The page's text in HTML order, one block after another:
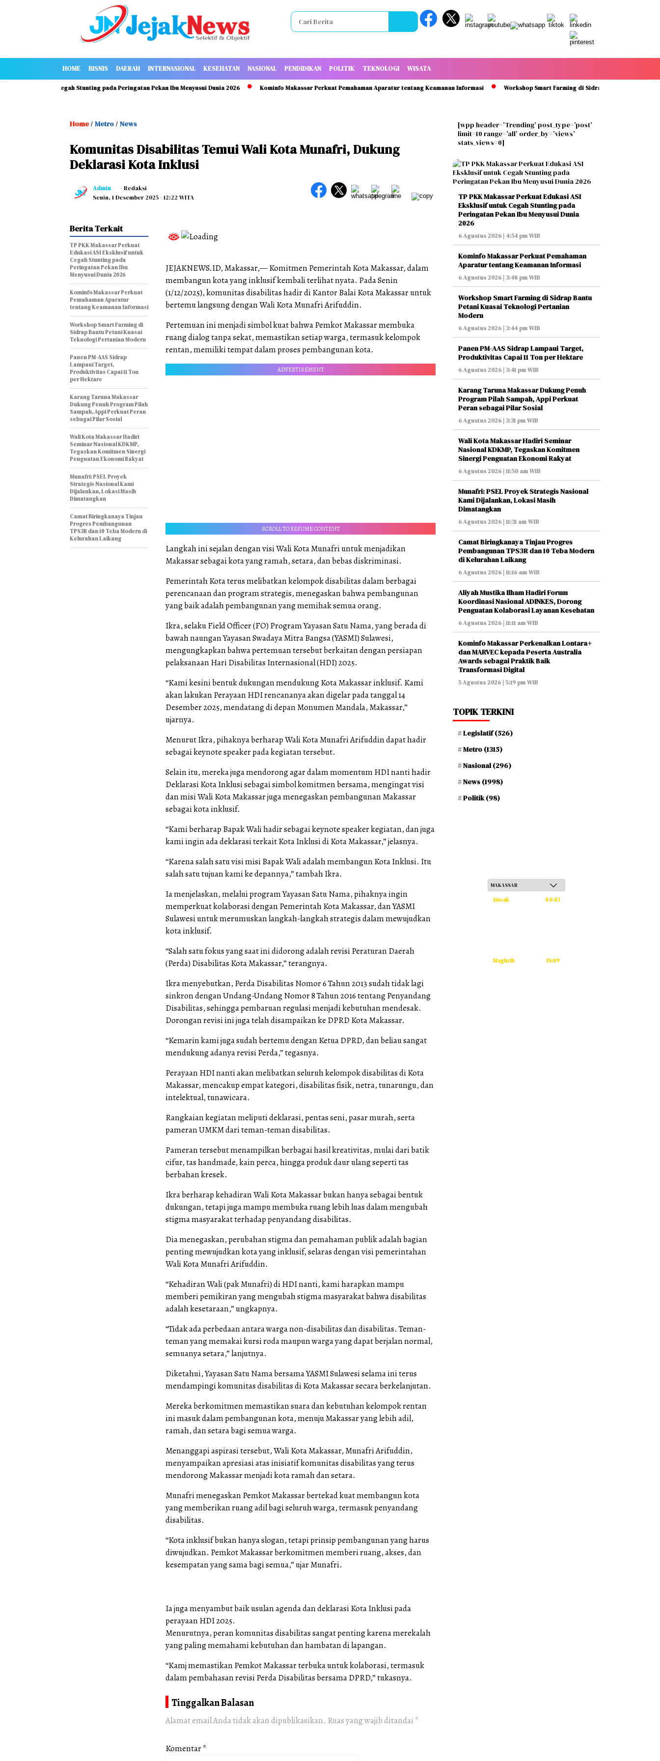
HOME BISNIS DAERAH INTERNASIONAL KESEHATAN NASIONAL PENDIDIKAN POLITIK TEKNOLOGI WISATA
untuk Cegah Stunting pada Peringatan Pekan Ibu Menyusui Dunia 2026 Kominfo Makassar Perkuat Pemahaman Aparatur tentang Keamanan Informasi Workshop Smart Farming di Sidrap Bantu Petani Kuasai
Home / Metro / News
Komunitas Disabilitas Temui Wali Kota Munafri, Dukung
Deklarasi Kota Inklusi
Admin
- Redaksi
Senin, 1 Desember 2025- 12:22 WITA
JEJAKNEWS.ID, Makassar,— Komitmen Pemerintah Kota Makassar, dalam
membangun kota yang inklusif kembali terlihat nyata. Pada Senin
(1/12/2025), komunitas disabilitas hadir di Kantor Balai Kota Makassar untuk
bertemu langsung dengan Wali Kota Munafri Arifuddin.
Pertemuan ini menjadi simbol kuat bahwa Pemkot Makassar membuka
ruang dialog tanpa sekat, memastikan setiap warga, termasuk kelompok
rentan, memiliki tempat dalam proses pembangunan kota.
ADVERTISEMENT
SCROLL TO RESUME CONTENT
Langkah ini sejalan dengan visi Wali Kota Munafri untuk menjadikan
Makassar sebagai kota yang ramah, setara, dan bebas diskriminasi.
Pemerintah Kota terus melibatkan kelompok disabilitas dalam berbagai
perencanaan dan program strategis, menegaskan bahwa pembangunan
yang baik adalah pembangunan yang memihak semua orang.
Ikra, selaku Field Officer (FO) Program Yayasan Satu Nama, yang berada di
bawah naungan Yayasan Swadaya Mitra Bangsa (YASMI) Sulawesi,
mengungkapkan bahwa pertemuan tersebut berkaitan dengan persiapan
pelaksanaan Hari Disabilitas Internasional (HDI) 2025.
“Kami kesini bentuk dukungan mendukung Kota Makassar inklusif. Kami
akan lakukan Perayaan HDI rencananya akan digelar pada tanggal 14
Desember 2025, mendatang di depan Monumen Mandala, Makassar,”
ujarnya.
Menurut Ikra, pihaknya berharap Wali Kota Munafri Arifuddin dapat hadir
sebagai keynote speaker pada kegiatan tersebut.
Selain itu, mereka juga mendorong agar dalam momentum HDI nanti hadir
Deklarasi Kota Inklusi sebagai simbol komitmen bersama, mengingat visi
dan misi Wali Kota Makassar juga menegaskan pembangunan Makassar
sebagai kota inklusif.
“Kami berharap Bapak Wali hadir sebagai keynote speaker kegiatan, dan juga
kami ingin ada deklarasi terkait Kota Inklusi di Kota Makassar,” jelasnya.
“Karena salah satu visi misi Bapak Wali adalah membangun Kota Inklusi. Itu
salah satu tujuan kami ke depannya,” tambah Ikra.
Ia menjelaskan, melalui program Yayasan Satu Nama, pihaknya ingin
memperkuat kolaborasi dengan Pemerintah Kota Makassar, dan YASMI
Sulawesi untuk merumuskan langkah-langkah strategis dalam mewujudkan
kota inklusif.
“Salah satu fokus yang saat ini didorong adalah revisi Peraturan Daerah
(Perda) Disabilitas Kota Makassar,” terangnya.
Ikra menyebutkan, Perda Disabilitas Nomor 6 Tahun 2013 sudah tidak lagi
sinkron dengan Undang-Undang Nomor 8 Tahun 2016 tentang Penyandang
Disabilitas, sehingga pembaruan regulasi menjadi kebutuhan mendesak.
Dorongan revisi ini juga telah disampaikan ke DPRD Kota Makassar.
“Kemarin kami juga sudah bertemu dengan Ketua DPRD, dan beliau sangat
mendukung adanya revisi Perda,” tegasnya.
Perayaan HDI nanti akan melibatkan seluruh kelompok disabilitas di Kota
Makassar, mencakup empat kategori, disabilitas fisik, netra, tunarungu, dan
intelektual, tunawicara.
Rangkaian kegiatan meliputi deklarasi, pentas seni, pasar murah, serta
pameran UMKM dari teman-teman disabilitas.
Pameran tersebut menampilkan berbagai hasil kreativitas, mulai dari batik
cifur, tas handmade, kain perca, hingga produk daur ulang seperti tas
berbahan kresek.
Ikra berharap kehadiran Wali Kota Makassar bukan hanya sebagai bentuk
dukungan, tetapi juga mampu membuka ruang lebih luas dalam mengubah
stigma masyarakat terhadap penyandang disabilitas.
Dia menegaskan, perubahan stigma dan pemahaman publik adalah bagian
penting mewujudkan kota yang inklusif, selaras dengan visi pemerintahan
Wali Kota Munafri Arifuddin.
“Kehadiran Wali (pak Munafri) di HDI nanti, kami harapkan mampu
memberi pemikiran yang mengubah stigma masyarakat bahwa disabilitas
adalah kesetaraan,” ungkapnya.
“Tidak ada perbedaan antara warga non-disabilitas dan disabilitas. Teman-
teman yang memakai kursi roda maupun warga yang dapat berjalan normal,
semuanya setara,” lanjutnya.
Diketahui, Yayasan Satu Nama bersama YASMI Sulawesi selama ini terus
mendampingi komunitas disabilitas di Kota Makassar secara berkelanjutan.
Mereka berkomitmen memastikan suara dan kebutuhan kelompok rentan
ini masuk dalam pembangunan kota, menuju Makassar yang lebih adil,
ramah, dan setara bagi semua warga.
Menanggapi aspirasi tersebut, Wali Kota Makassar, Munafri Arifuddin,
menyampaikan apresiasi atas inisiatif komunitas disabilitas yang terus
mendorong Makassar menjadi kota ramah dan setara.
Munafri menegaskan Pemkot Makassar bertekad kuat membangun kota
yang memberikan ruang adil bagi seluruh warga, termasuk penyandang
disabilitas.
“Kota inklusif bukan hanya slogan, tetapi prinsip pembangunan yang harus
diwujudkan. Pemkot Makassar berkomitmen memberi ruang, akses, dan
kesempatan yang sama bagi semua,” ujar Munafri.
Ia juga menyambut baik usulan agenda dan deklarasi Kota Inklusi pada
perayaan HDI 2025.
Menurutnya, peran komunitas disabilitas sangat penting karena merekalah
yang paling memahami kebutuhan dan hambatan di lapangan.
“Kamj memastikan Pemkot Makassar terbuka untuk kolaborasi, termasuk
dalam pembahasan revisi Perda Disabilitas bersama DPRD,” tukasnya.
Tinggalkan Balasan
Alamat email Anda tidak akan dipublikasikan. Ruas yang wajib ditandai *
Komentar*
Berita Terkait
TP PKK Makassar Perkuat
Edukasi ASI Eksklusif untuk
Cegah Stunting pada
Peringatan Pekan Ibu
Menyusui Dunia 2026
Kominfo Makassar Perkuat
Pemahaman Aparatur
tentang Keamanan Informasi
Workshop Smart Farming di
Sidrap Bantu Petani Kuasai
Teknologi Pertanian Modern
Panen PM-AAS Sidrap
Lampaui Target,
Produktivitas Capai 11 Ton
per Hektare
Karang Taruna Makassar
Dukung Penuh Program Pilah
Sampah, Appi Perkuat Peran
sebagai Pilar Sosial
Wali Kota Makassar Hadiri
Seminar Nasional KDKMP,
Tegaskan Komitmen Sinergi
Penguatan Ekonomi Rakyat
Munafri: PSEL Proyek
Strategis Nasional Kami
Dijalankan, Lokasi Masih
Dimatangkan
Camat Biringkanaya Tinjau
Progres Pembangunan
TPS3R dan 10 Teba Modern di
Kelurahan Laikang
[wpp header=’Trending’ post_type=’post’
limit=10 range=’all’ order_by=’views’
stats_views=0]
TP PKK Makassar Perkuat Edukasi ASI
Eksklusif untuk Cegah Stunting pada
Peringatan Pekan Ibu Menyusui Dunia
2026
6 Agustus 2026 | 4:54 pm WIB
Kominfo Makassar Perkuat Pemahaman
Aparatur tentang Keamanan Informasi
6 Agustus 2026 | 3:48 pm WIB
Workshop Smart Farming di Sidrap Bantu
Petani Kuasai Teknologi Pertanian
Modern
6 Agustus 2026 | 3:44 pm WIB
Panen PM-AAS Sidrap Lampaui Target,
Produktivitas Capai 11 Ton per Hektare
6 Agustus 2026 | 3:41 pm WIB
Karang Taruna Makassar Dukung Penuh
Program Pilah Sampah, Appi Perkuat
Peran sebagai Pilar Sosial
6 Agustus 2026 | 3:31 pm WIB
Wali Kota Makassar Hadiri Seminar
Nasional KDKMP, Tegaskan Komitmen
Sinergi Penguatan Ekonomi Rakyat
6 Agustus 2026 | 11:50 am WIB
Munafri: PSEL Proyek Strategis Nasional
Kami Dijalankan, Lokasi Masih
Dimatangkan
6 Agustus 2026 | 11:31 am WIB
Camat Biringkanaya Tinjau Progres
Pembangunan TPS3R dan 10 Teba Modern
di Kelurahan Laikang
6 Agustus 2026 | 11:16 am WIB
Aliyah Mustika Ilham Hadiri Forum
Koordinasi Nasional ADINKES, Dorong
Penguatan Kolaborasi Layanan Kesehatan
6 Agustus 2026 | 11:11 am WIB
Kominfo Makassar Perkenalkan Lontara+
dan MARVEC kepada Peserta Australia
Awards sebagai Praktik Baik
Transformasi Digital
5 Agustus 2026 | 5:19 pm WIB
TOPIK TERKINI
Legislatif(526)
Metro (1315)
Nasional(296)
News (1998)
Politik(98)
Imsak 04:43
Maghrib 18:09